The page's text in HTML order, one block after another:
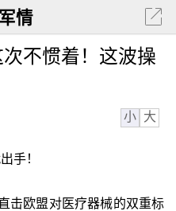
情
不惯着！这波操
小 大
手！
击欧盟对医疗器械的双重标